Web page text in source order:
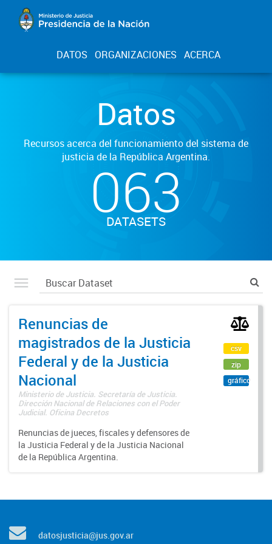
DATOS ORGANIZACIONES ACERCA
Datos
Recursos acerca del funcionamiento del sistema de
justicia de la República Argentina.
063
DATASETS
Renuncias de
magistrados de la Justicia
Federal y de la Justicia
Nacional
Ministerio de Justicia. Secretaría de Justicia.
Dirección Nacional de Relaciones con el Poder
Judicial. Oficina Decretos
Renuncias de jueces, fiscales y defensores de
la Justicia Federal y de la Justicia Nacional
de la República Argentina.
csv
zip
gráfico
datosjusticia@jus.gov.ar